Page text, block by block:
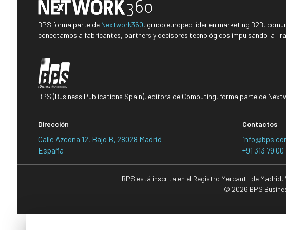
BPS forma parte de Nextwork360, grupo europeo líder en marketing B2B,
conectamos a fabricantes, partners y decisores tecnológicos impulsando la
BPS (Business Publications Spain), editora de Computing, forma parte de
Dirección
Calle Azcona 12, Bajo B, 28028 Madrid
España
Contactos
+91 313 79 00
BPS está inscrita en el Registro Mercantil de
© 2026 BPS